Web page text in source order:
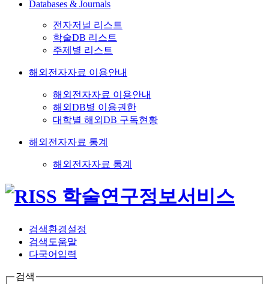
Databases & Journals
전자저널 리스트
학술DB 리스트
주제별 리스트
해외전자자료 이용안내
해외전자자료 이용안내
해외DB별 이용권한
대학별 해외DB 구독현황
해외전자자료 통계
해외전자자료 통계
검색환경설정
검색도움말
다국어입력
검색